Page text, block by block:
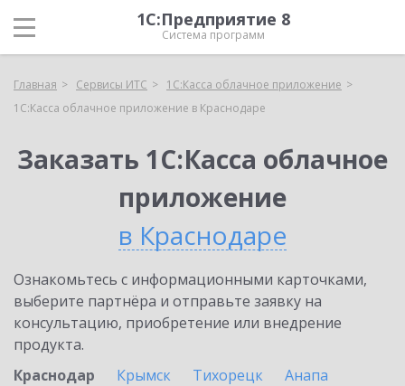
1С:Предприятие 8
Система программ
Главная Сервисы ИТС
1С:Касса облачное приложение
1С:Касса облачное приложение в Краснодаре
Заказать 1С:Касса облачное
приложение
в Краснодаре
Ознакомьтесь с информационными карточками,
выберите партнёра и отправьте заявку на
консультацию, приобретение или внедрение
продукта.
Краснодар
Крымск Тихорецк
Анапа